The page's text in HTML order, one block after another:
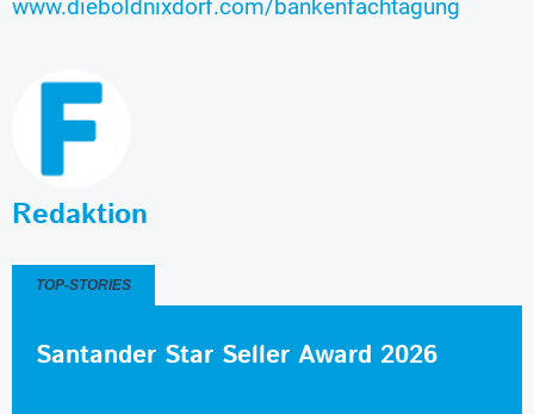
www.dieboldnixdorf.com/bankenfachtagung
Redaktion
TOP-STORIES
Santander Star Seller Award 2026